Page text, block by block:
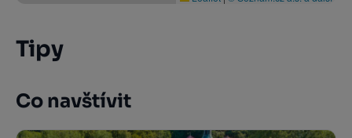
Tipy
Co navštívit